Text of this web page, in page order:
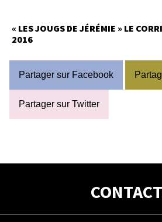
« LES JOUGS DE JÉRÉMIE » LE
2016
Partager sur Facebook
Partager sur Twitter